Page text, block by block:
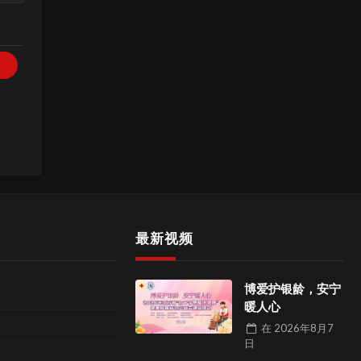
最新视频
博爱护银龄，安宁
暖人心
在 2026年8月7
日